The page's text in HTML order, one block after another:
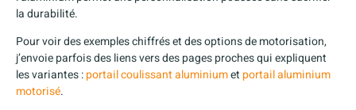
la durabilité.
Pour voir des exemples chiffrés et des options de motorisation,
j’envoie parfois des liens vers des pages proches qui expliquent
les variantes :portail coulissant aluminiumet portail aluminium
motorisé.